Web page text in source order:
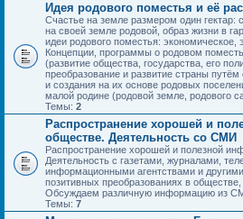
Идея родового поместья и её
Счастье на земле размером один гектар:
на своей земле родовой, образ жизни в
идеи родового поместья: экономическое,
Концепции, программы о родовом
(развитие общества, государства, его
преобразование и развитие страны
и создания на их основе родовых
малой родине (родовой земле, родового
Темы: 2
Распространение хорошей и
обществе. Деятельность со СМИ
Распространение хорошей и полезной
Деятельность с газетами, журналами,
информационными агентствами и
позитивных преобразованиях в
Обсуждаем различную информацию из
Темы: 7